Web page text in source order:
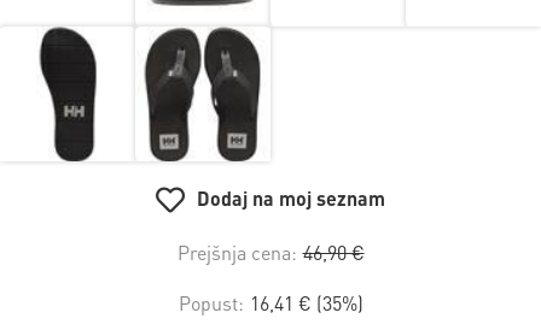
Dodaj na moj seznam
Prejšnja cena: 46,90 €
Popust: 16,41 € (35%)